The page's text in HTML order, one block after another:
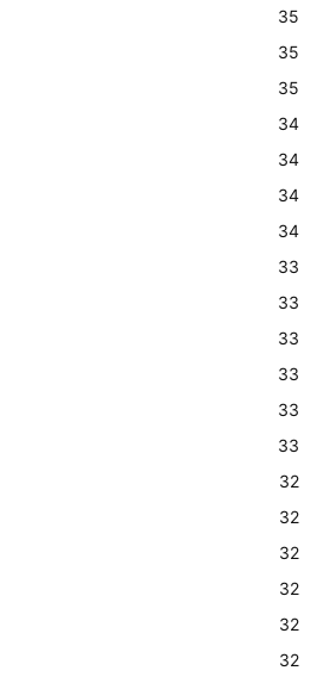
35
35
35
34
34
34
34
33
33
33
33
33
33
32
32
32
32
32
32